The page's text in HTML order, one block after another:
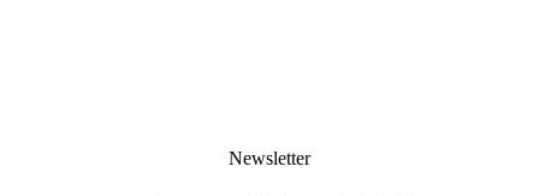
Newsletter